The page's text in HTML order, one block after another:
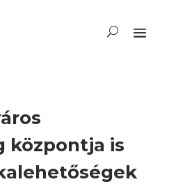
központja is